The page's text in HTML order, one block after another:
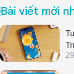
Bài viết mới